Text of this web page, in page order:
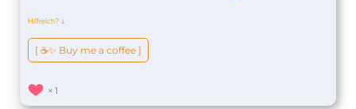
Hilfreich? ↆ
[ ☕️✨ Buy me a coffee ]
1